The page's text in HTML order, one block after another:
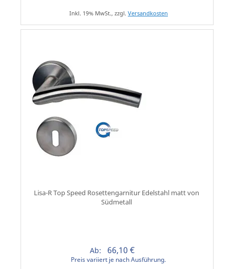
Inkl. 19% MwSt., zzgl. Versandkosten
Lisa-R Top Speed Rosettengarnitur Edelstahl matt von
Südmetall
Ab: 66,10 €
Preis variiert je nach Ausführung.